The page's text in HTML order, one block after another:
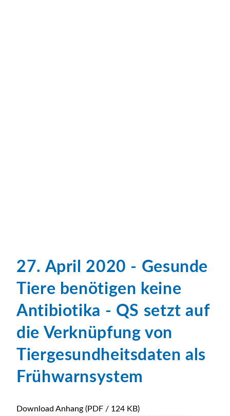
27. April 2020 - Gesunde
Tiere benötigen keine
Antibiotika - QS setzt auf
die Verknüpfung von
Tiergesundheitsdaten als
Frühwarnsystem
Download Anhang (PDF / 124 KB)